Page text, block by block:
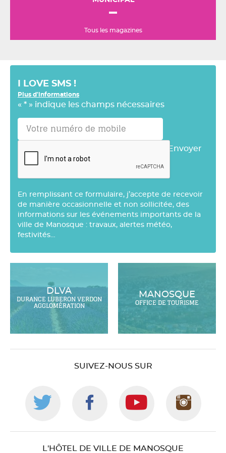
Tous les magazines
I LOVE SMS !
Plus d'informations
« * » indique les champs nécessaires
Envoyer
En remplissant ce formulaire, j’accepte de recevoir
de manière occasionnelle et non sollicitée, des
informations sur les événements importants de la
ville de Manosque : travaux, alertes météo,
festivités…
DLVA
DURANCE LUBERON VERDON
AGGLOMÉRATION
MANOSQUE
OFFICE DE TOURISME
SUIVEZ-NOUS SUR
Suivez-
nous
Suivez-
nous
Suivez-
nous
L'HÔTEL DE VILLE DE MANOSQUE